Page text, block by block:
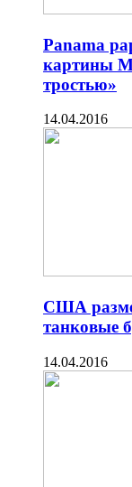
Panama
картины
тростью»
14.04.2016
США
танковые
14.04.2016